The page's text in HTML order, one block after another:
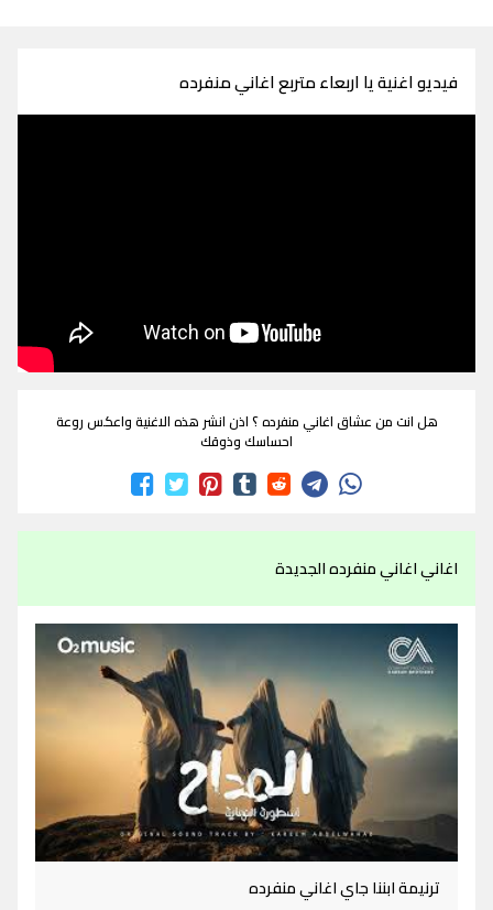
فيديو اغنية يا اربعاء متربع اغاني منفرده
هل انت من عشاق اغاني منفرده ؟ اذن انشر هذه الاغنية واعكس روعة
احساسك وذوقك
اغاني اغاني منفرده الجديدة
ترنيمة ابننا جاي اغاني منفرده